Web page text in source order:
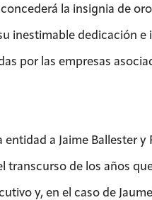
la insignia de
inestimable dedicación
por las empresas
a Jaime Ballester
de los años
y, en el caso de